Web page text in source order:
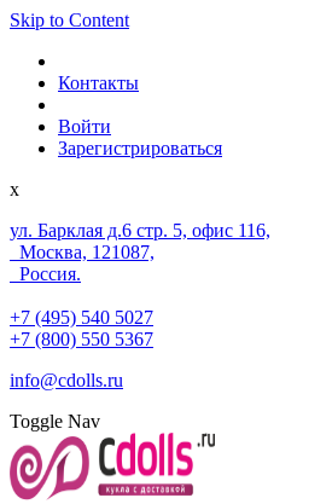
Skip to Content
Контакты
Войти
Зарегистрироваться
x
ул. Барклая д.6 стр. 5, офис 116,
Москва, 121087,
Россия.
+7 (495) 540 5027
+7 (800) 550 5367
info@cdolls.ru
Toggle Nav